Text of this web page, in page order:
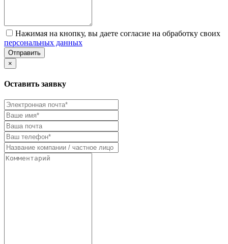
Нажимая на кнопку, вы даете согласие на обработку своих
персональных данных
Отправить
×
Оставить заявку